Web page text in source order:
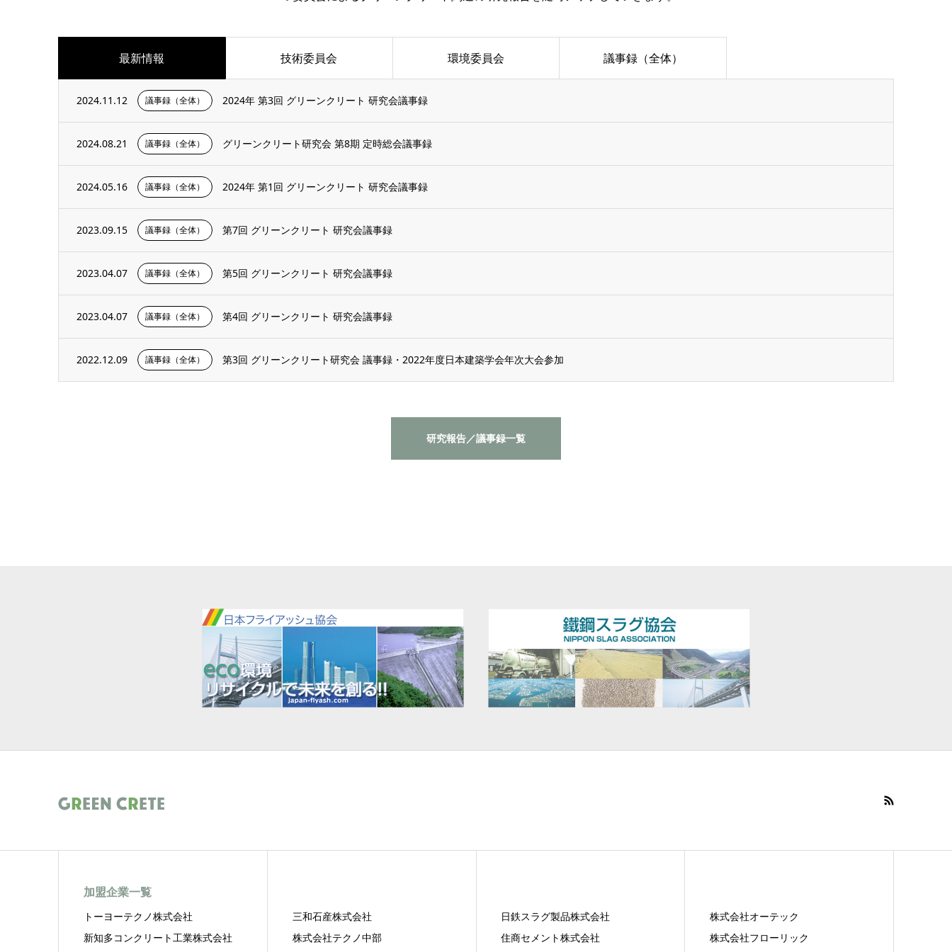
最新情報 技術委員会 環境委員会 議事録（全体）
2024.11.12 議事録（全体） 2024年 第3回 グリーンクリート 研究会議事録
2024.08.21 議事録（全体） グリーンクリート研究会 第8期 定時総会議事録
2024.05.16 議事録（全体） 2024年 第1回 グリーンクリート 研究会議事録
2023.09.15 議事録（全体） 第7回 グリーンクリート 研究会議事録
2023.04.07 議事録（全体） 第5回 グリーンクリート 研究会議事録
2023.04.07 議事録（全体） 第4回 グリーンクリート 研究会議事録
2022.12.09 議事録（全体） 第3回 グリーンクリート研究会 議事録・2022年度日本建築学会年次大会参加
研究報告／議事録一覧
加盟企業一覧
トーヨーテクノ株式会社
新知多コンクリート工業株式会社
三和石産株式会社
株式会社テクノ中部
日鉄スラグ製品株式会社
住商セメント株式会社
株式会社オーテック
株式会社フローリック